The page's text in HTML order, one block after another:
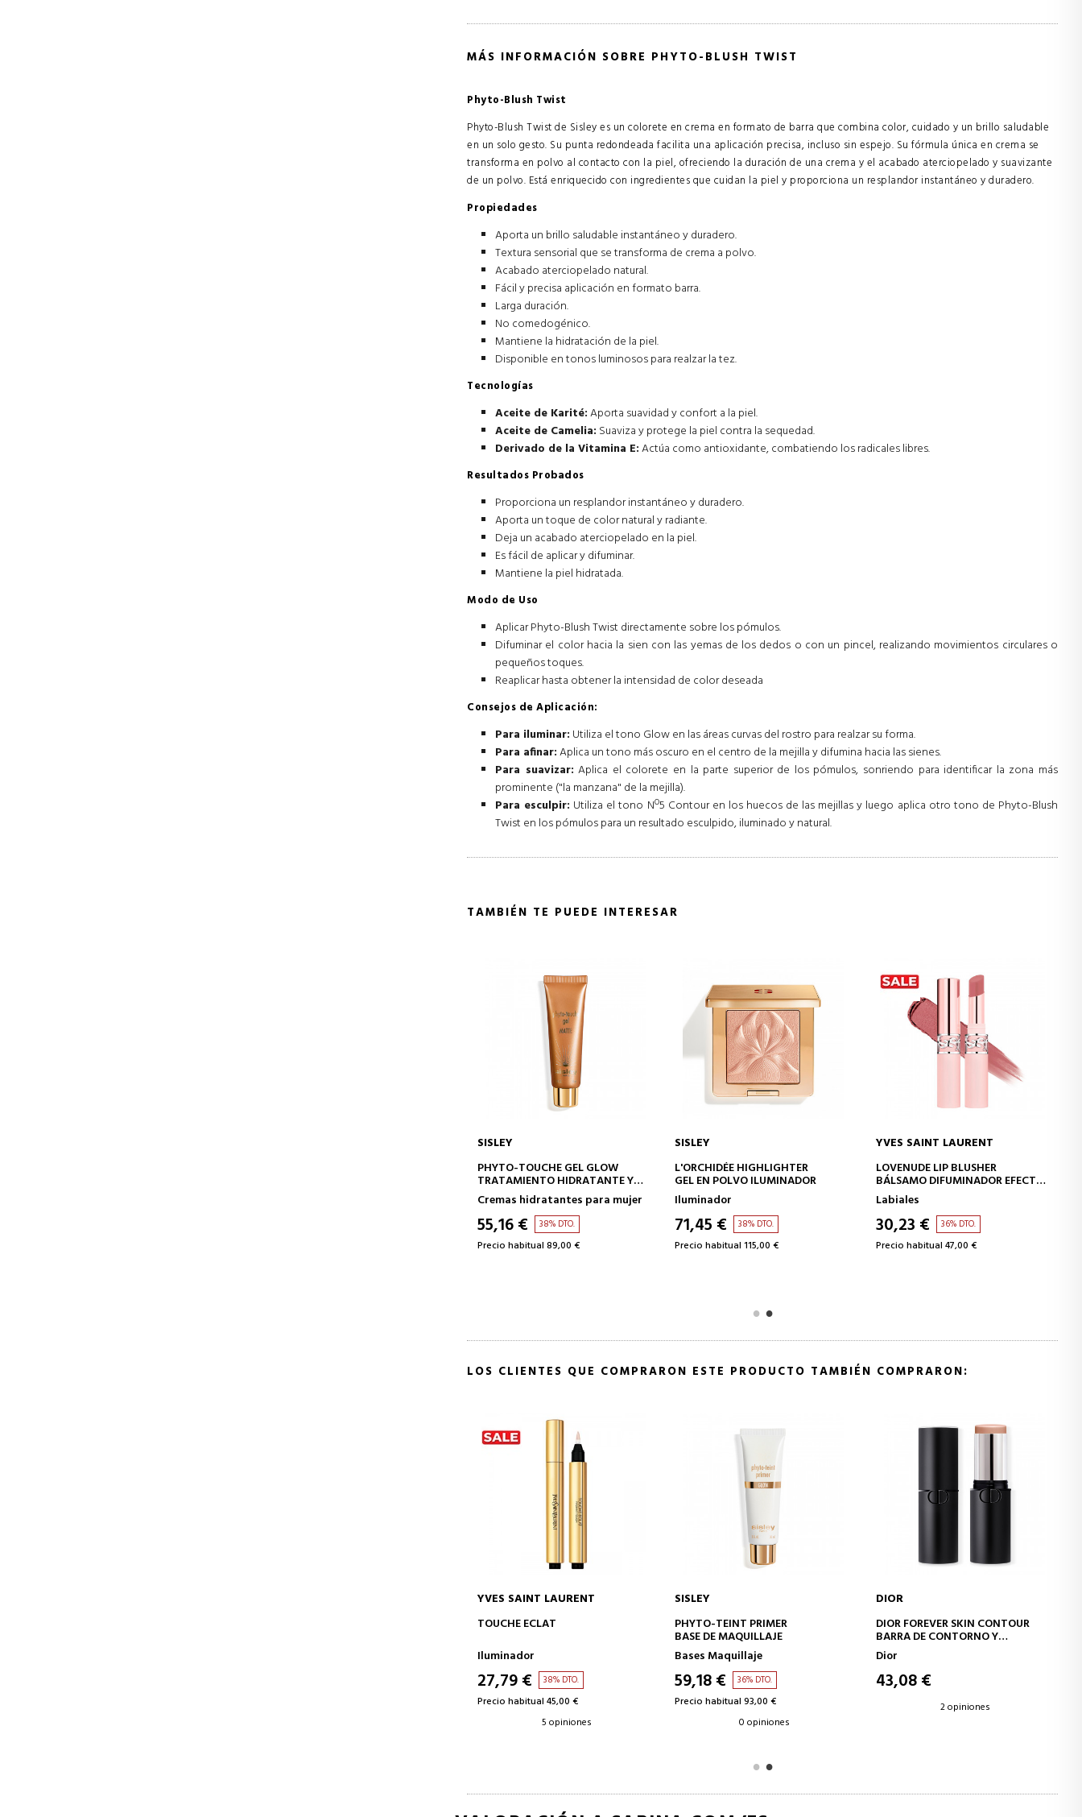
MÁS INFORMACIÓN SOBRE PHYTO-BLUSH TWIST
Phyto-Blush Twist
Phyto-Blush Twist de Sisley es un colorete en crema en formato de barra que combina color, cuidado y un brillo saludable
en un solo gesto. Su punta redondeada facilita una aplicación precisa, incluso sin espejo. Su fórmula única en crema se
transforma en polvo al contacto con la piel, ofreciendo la duración de una crema y el acabado aterciopelado y suavizante
de un polvo. Está enriquecido con ingredientes que cuidan la piel y proporciona un resplandor instantáneo y duradero.
Propiedades
Aporta un brillo saludable instantáneo y duradero.
Textura sensorial que se transforma de crema a polvo.
Acabado aterciopelado natural.
Fácil y precisa aplicación en formato barra.
Larga duración.
No comedogénico.
Mantiene la hidratación de la piel.
Disponible en tonos luminosos para realzar la tez.
Tecnologías
Aceite de Karité:Aporta suavidad y confort a la piel.
Aceite de Camelia: Suaviza y protege la piel contra la sequedad.
Derivado de la Vitamina E:Actúa como antioxidante, combatiendo los radicales libres.
Resultados Probados
Proporciona un resplandor instantáneo y duradero.
Aporta un toque de color natural y radiante.
Deja un acabado aterciopelado en la piel.
Es fácil de aplicar y difuminar.
Mantiene la piel hidratada.
Modo de Uso
Aplicar Phyto-Blush Twist directamente sobre los pómulos.
Difuminar el color hacia la sien con las yemas de los dedos o con un pincel, realizando movimientos circulares o
pequeños toques.
Reaplicar hasta obtener la intensidad de color deseada
Consejos de Aplicación:
Para iluminar: Utiliza el tono Glow en las áreas curvas del rostro para realzar su forma.
Para afinar:Aplica un tono más oscuro en el centro de la mejilla y difumina hacia las sienes.
Para suavizar: Aplica el colorete en la parte superior de los pómulos, sonriendo para identificar la zona más
prominente ("la manzana" de la mejilla).
Para esculpir: Utiliza el tono Nº5 Contour en los huecos de las mejillas y luego aplica otro tono de Phyto-Blush
Twist en los pómulos para un resultado esculpido, iluminado y natural.
TAMBIÉN TE PUEDE INTERESAR
AÑADIR A LA CESTA
SISLEY
PHYTO-TOUCHE GEL GLOW
TRATAMIENTO HIDRATANTE Y
PROTECTOR CON MAQUILLAJE
Cremas hidratantes para mujer
55,16 € 38% DTO.
Precio habitual 89,00 €
AÑADIR A LA CESTA
SISLEY
L'ORCHIDÉE HIGHLIGHTER
GEL EN POLVO ILUMINADOR
Iluminador
71,45 € 38% DTO.
Precio habitual 115,00 €
AÑADIR A LA CESTA
YVES SAINT LAURENT
LOVENUDE LIP BLUSHER
BÁLSAMO DIFUMINADOR EFECTO
SEGUNDA PIEL
Labiales
30,23 € 36% DTO.
Precio habitual 47,00 €
LOS CLIENTES QUE COMPRARON ESTE PRODUCTO TAMBIÉN COMPRARON:
AÑADIR A LA CESTA
YVES SAINT LAURENT
TOUCHE ECLAT
Iluminador
27,79 € 38% DTO.
Precio habitual 45,00 €
5 opiniones
AÑADIR A LA CESTA
SISLEY
PHYTO-TEINT PRIMER
BASE DE MAQUILLAJE
Bases Maquillaje
59,18 € 36% DTO.
Precio habitual 93,00 €
0 opiniones
AÑADIR A LA CESTA
DIOR
DIOR FOREVER SKIN CONTOUR
BARRA DE CONTORNO Y
BRONCEADOR PARA EL ROSTRO
Dior
43,08 €
2 opiniones